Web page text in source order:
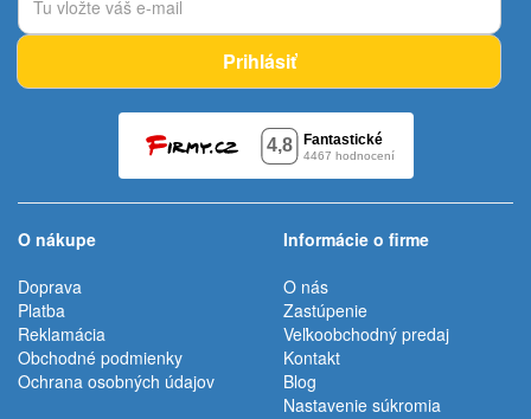
Prihlásiť
O nákupe
Doprava
Platba
Reklamácia
Obchodné podmienky
Ochrana osobných údajov
Informácie o firme
O nás
Zastúpenie
Veľkoobchodný predaj
Kontakt
Blog
Nastavenie súkromia